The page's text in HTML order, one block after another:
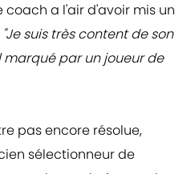
coach a l'air d'avoir mis un
"Je suis très content de son
par un joueur de
pas encore résolue,
sélectionneur de